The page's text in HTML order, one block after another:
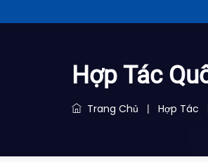
Hợp Tác
Trang Chủ | Hợp Tác